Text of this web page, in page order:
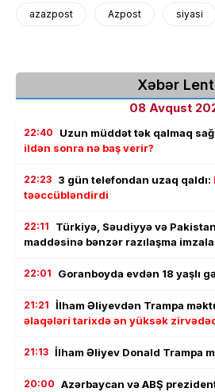
azazpost Azpost siyasi
Xəbər
08 Avqust
22:40 Uzun müddət tək qalmaq
ildən sonra nə baş verir?
22:23 3 gün telefondan uzaq qaldı:
təəccübləndirdi
22:11
Türkiyə, Səudiyyə və
maddəsinə bənzər razılaşma
22:01 Goranboyda evdən 18 yaşlı
21:21 İlham Əliyevdən Trampa
əlaqələri tarixdə ən yüksək
21:13 İlham Əliyev Donald Trampa
20:00 Azərbaycan və ABŞ